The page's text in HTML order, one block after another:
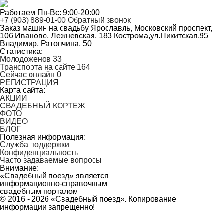
Работаем Пн-Вс: 9:00-20:00
+7 (903) 889-01-00 Обратный звонок
Заказ машин на свадьбу Ярославль, Московский проспект,
106 Иваново, Лежневская, 183 Кострома,ул.Никитская,95
Владимир, Ратопчина, 50
Статистика:
Молодоженов 33
Транспорта на сайте 164
Сейчас онлайн 0
РЕГИСТРАЦИЯ
Карта сайта:
АКЦИИ
СВАДЕБНЫЙ КОРТЕЖ
ФОТО
ВИДЕО
БЛОГ
Полезная информация:
Служба поддержки
Конфиденциальность
Часто задаваемые вопросы
Внимание:
«Свадебный поезд» является
информационно-справочным
свадебным порталом
© 2016 - 2026 «Свадебный поезд». Копирование
информации запрещенно!